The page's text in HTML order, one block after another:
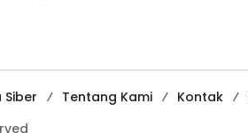
Siber Tentang Kami Kontak